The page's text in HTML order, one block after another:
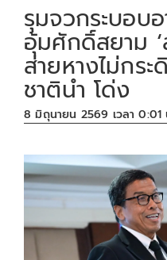
รุมจวกระบอบ
อุ้มศักดิ์สยาม
ส่ายหางไม่กร
ชาตินำ โด่ง
8 มิถุนายน 2569 เวลา 0:01